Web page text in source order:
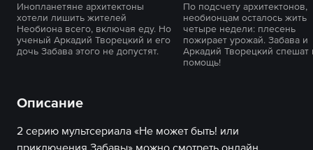
Инопланетяне архитектоны
хотели лишить жителей
Необиона всего, включая еду. Но
ученый Аркадий Творецкий и его
дочь Забава этого не допустят.
По подсчету архитектонов,
необионцам осталось жить
четыре недели: плесень
пожирает урожай. Забава и
Аркадий Творецкий спешат
помощь!
Описание
2 серию мультсериала «Не может быть! или
приключения Забавы» можно смотреть онлайн.